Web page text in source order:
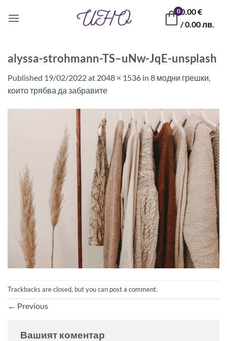
00.00€
/ 0.00 лв.
alyssa-strohmann-TS–uNw-JqE-unsplash
Published 19/02/2022at 2048 × 1536 in 8 модни грешки,
които трябва да забравите
Trackbacks are closed, but you can post a comment.
← Previous
Вашият коментар